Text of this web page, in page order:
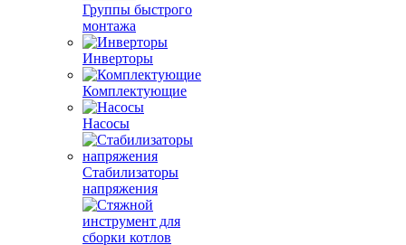
Группы быстрого
монтажа
Инверторы
Комплектующие
Насосы
Стабилизаторы
напряжения